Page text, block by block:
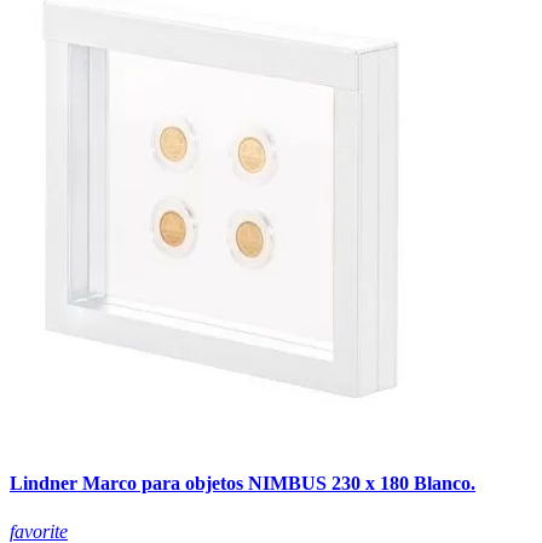
Lindner Marco para objetos NIMBUS 230 x 180 Blanco.
favorite